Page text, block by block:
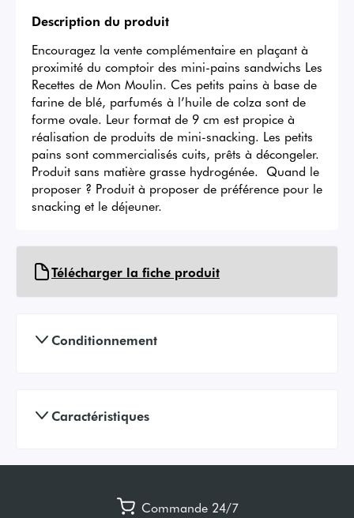
Description du produit
Encouragez la vente complémentaire en plaçant à
proximité du comptoir des mini-pains sandwichs Les
Recettes de Mon Moulin. Ces petits pains à base de
farine de blé, parfumés à l’huile de colza sont de
forme ovale. Leur format de 9 cm est propice à
réalisation de produits de mini-snacking. Les petits
pains sont commercialisés cuits, prêts à décongeler.
Produit sans matière grasse hydrogénée.  Quand le
proposer ? Produit à proposer de préférence pour le
snacking et le déjeuner.
Télécharger la fiche produit
Conditionnement
Caractéristiques
Commande 24/7